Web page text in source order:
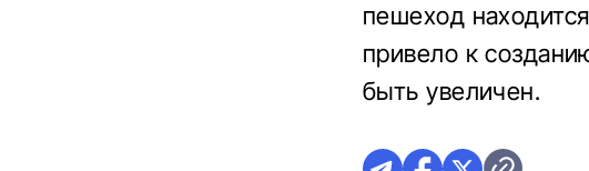
пешеход
привело к
быть увеличен.